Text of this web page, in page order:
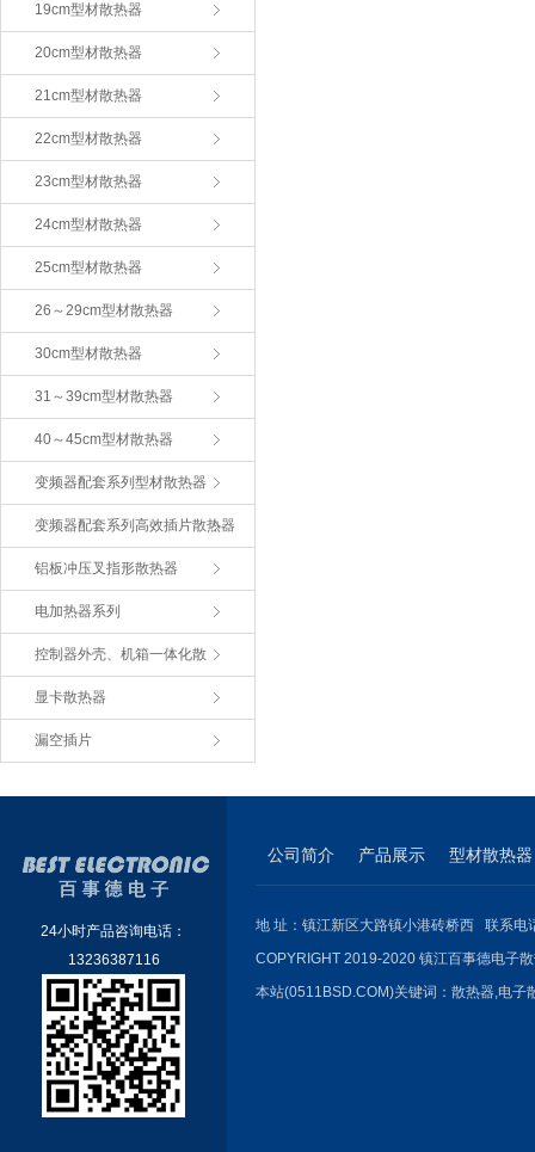
19cm型材散热器
20cm型材散热器
21cm型材散热器
22cm型材散热器
23cm型材散热器
24cm型材散热器
25cm型材散热器
26～29cm型材散热器
30cm型材散热器
31～39cm型材散热器
40～45cm型材散热器
变频器配套系列型材散热器
变频器配套系列高效插片散热器
铝板冲压叉指形散热器
电加热器系列
控制器外壳、机箱一体化散
显卡散热器
漏空插片
24小时产品咨询电话：
13236387116
公司简介 产品展示 型材散热器
地 址：镇江新区大路镇小港砖桥西 联系
COPYRIGHT 2019-2020 镇江百事德电子
本站(0511BSD.COM)关键词： 散热器,电子